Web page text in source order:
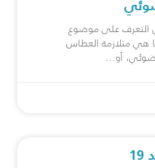
على موضوع
هي متلازمة العطاس
أو